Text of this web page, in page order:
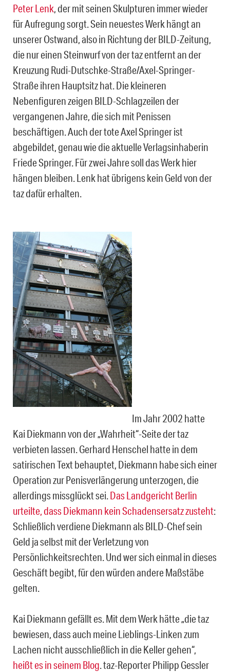
Peter Lenk, der mit seinen Skulpturen immer wieder
für Aufregung sorgt. Sein neuestes Werk hängt an
unserer Ostwand, also in Richtung der BILD-Zeitung,
die nur einen Steinwurf von der taz entfernt an der
Kreuzung Rudi-Dutschke-Straße/Axel-Springer-
Straße ihren Hauptsitz hat. Die kleineren
Nebenfiguren zeigen BILD-Schlagzeilen der
vergangenen Jahre, die sich mit Penissen
beschäftigen. Auch der tote Axel Springer ist
abgebildet, genau wie die aktuelle Verlagsinhaberin
Friede Springer. Für zwei Jahre soll das Werk hier
hängen bleiben. Lenk hat übrigens kein Geld von der
taz dafür erhalten.
Im Jahr 2002 hatte
Kai Diekmann von der „Wahrheit“-Seite der taz
verbieten lassen. Gerhard Henschel hatte in dem
satirischen Text behauptet, Diekmann habe sich einer
Operation zur Penisverlängerung unterzogen, die
allerdings missglückt sei.Das Landgericht Berlin
urteilte, dass Diekmann kein Schadensersatz zusteht:
Schließlich verdiene Diekmann als BILD-Chef sein
Geld ja selbst mit der Verletzung von
Persönlichkeitsrechten. Und wer sich einmal in dieses
Geschäft begibt, für den würden andere Maßstäbe
gelten.
Kai Diekmann gefällt es. Mit dem Werk hätte „die taz
bewiesen, dass auch meine Lieblings-Linken zum
Lachen nicht ausschließlich in die Keller gehen“,
heißt es in seinem Blog. taz-Reporter Philipp Gessler